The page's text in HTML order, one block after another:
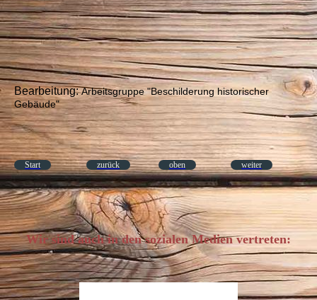
Bearbeitung:Arbeitsgruppe "Beschilderung historischer
Gebäude"
Start zurück oben weiter
Wir sind auch in den sozialen Medien vertreten: